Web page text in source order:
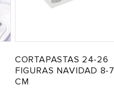
CORTAPASTAS 24-26
FIGURAS NAVIDAD 8-7
CM